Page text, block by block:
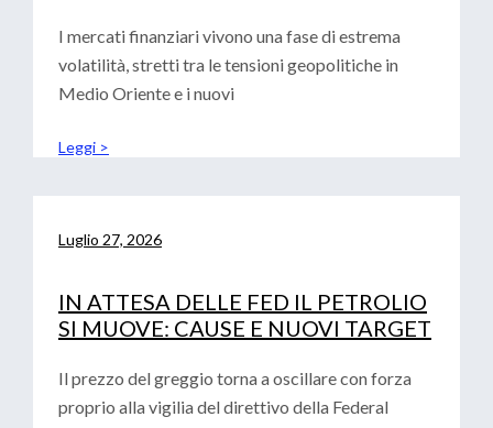
I mercati finanziari vivono una fase di estrema
volatilità, stretti tra le tensioni geopolitiche in
Medio Oriente e i nuovi
Leggi >
Luglio 27, 2026
IN ATTESA DELLE FED IL PETROLIO
SI MUOVE: CAUSE E NUOVI TARGET
Il prezzo del greggio torna a oscillare con forza
proprio alla vigilia del direttivo della Federal